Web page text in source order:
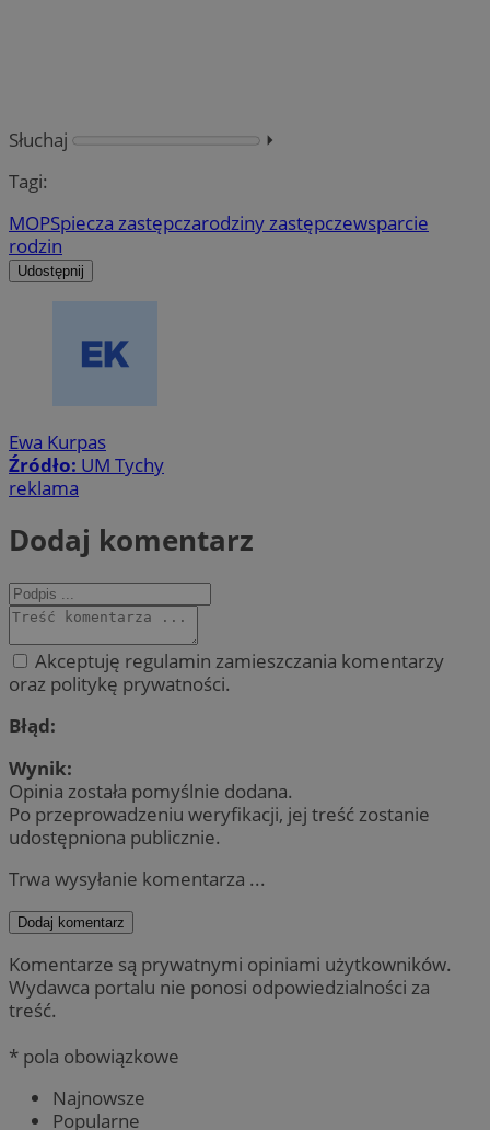
Słuchaj
⏵︎
Tagi:
MOPSpiecza zastępczarodziny zastępczewsparcie
rodzin
Udostępnij
Ewa Kurpas
Źródło: UM Tychy
reklama
Dodaj komentarz
Akceptuję regulamin zamieszczania komentarzy
oraz politykę prywatności.
Błąd:
Wynik:
Opinia została pomyślnie dodana.
Po przeprowadzeniu weryfikacji, jej treść zostanie
udostępniona publicznie.
Trwa wysyłanie komentarza ...
Dodaj komentarz
Komentarze są prywatnymi opiniami użytkowników.
Wydawca portalu nie ponosi odpowiedzialności za
treść.
* pola obowiązkowe
Najnowsze
Popularne